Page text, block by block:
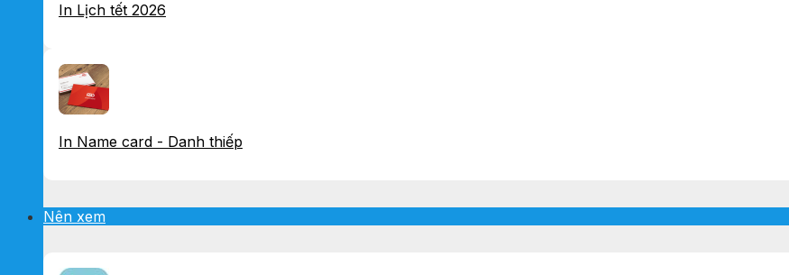
In Lịch tết 2026
In Name card - Danh thiếp
Nên xem